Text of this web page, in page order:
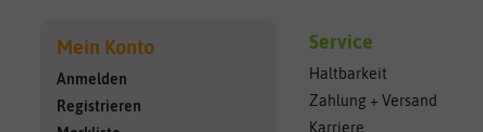
Mein Konto
Anmelden
Registrieren
Service
Haltbarkeit
Zahlung + Versand
Karriere